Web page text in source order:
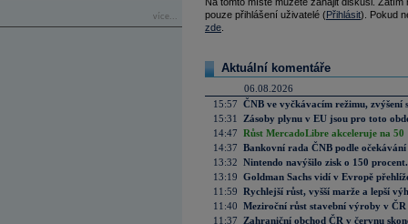
více...
pouze přihlášení uživatelé (Přihlásit). Pokud
zde
Aktuální komentáře
06.08.2026
15:57 ČNB ve vyčkávacím režimu, zvýšení
15:31
Zásoby plynu v EU jsou pro toto
14:47 Růst MercadoLibre akceleruje na
14:37 Bankovní rada ČNB podle
13:32 Nintendo navýšilo zisk o 150
13:19 Goldman Sachs vidí v Evropě
11:59 Rychlejší růst, vyšší marže a lepší
11:40 Meziroční růst stavební výroby v
11:37
Zahraniční obchod ČR v červnu